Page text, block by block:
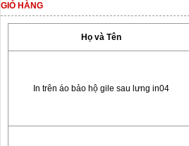
GIỎ HÀNG
Họ và Tên
In trên áo bảo hộ gile sau lưng in04